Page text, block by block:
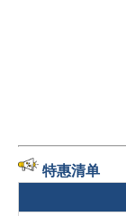
特惠清单